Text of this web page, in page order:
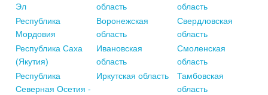
Эл
область
область
Республика
Мордовия
Воронежская
область
Свердловская
область
Республика Саха
(Якутия)
Ивановская
область
Смоленская
область
Республика
Северная Осетия -
Иркутская область
Тамбовская
область